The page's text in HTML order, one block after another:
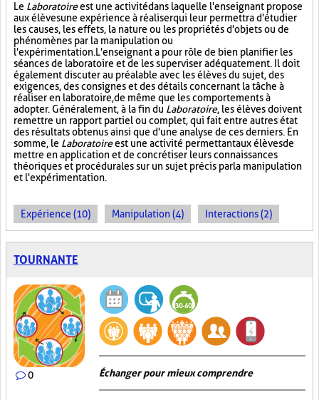
Le Laboratoireest une activité dans laquelle l'enseignant propose
aux élèves une expérience à réaliser qui leur permettra d'étudier
les causes, les effets, la nature ou les propriétés d'objets ou de
phénomènes par la manipulation ou
l'expérimentation. L'enseignant a pour rôle de bien planifier les
séances de laboratoire et de les superviser adéquatement. Il doit
également discuter au préalable avec les élèves du sujet, des
exigences, des consignes et des détails concernant la tâche à
réaliser en laboratoire, de même que les comportements à
adopter. Généralement, à la fin du Laboratoire, les élèves doivent
remettre un rapport partiel ou complet, qui fait entre autres état
des résultats obtenus ainsi que d'une analyse de ces derniers. En
somme, le Laboratoireest une activité permettant aux élèves de
mettre en application et de concrétiser leurs connaissances
théoriques et procédurales sur un sujet précis par la manipulation
et l'expérimentation.
Expérience (10) Manipulation (4) Interactions (2)
TOURNANTE
0 Échanger pour mieux comprendre